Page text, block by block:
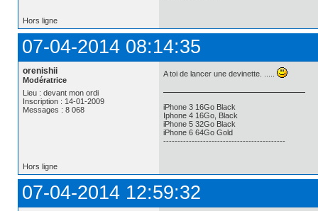
Hors ligne
07-04-2014 08:14:35
orenishii
Modératrice
Lieu : devant mon ordi
Inscription : 14-01-2009
Messages : 8 068
A toi de lancer une devinette. .....
iPhone 3 16Go Black
Iphone 4 16Go, Black
iPhone 5 32Go Black
iPhone 6 64Go Gold
-------------------------------------------
Hors ligne
07-04-2014 12:59:32